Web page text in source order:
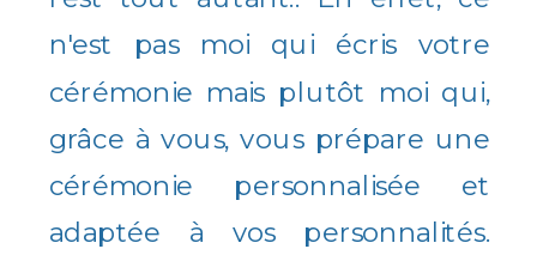
n'est pas moi qui écris votre
cérémonie mais plutôt moi qui,
grâce à vous, vous prépare une
cérémonie personnalisée et
adaptée à vos personnalités.